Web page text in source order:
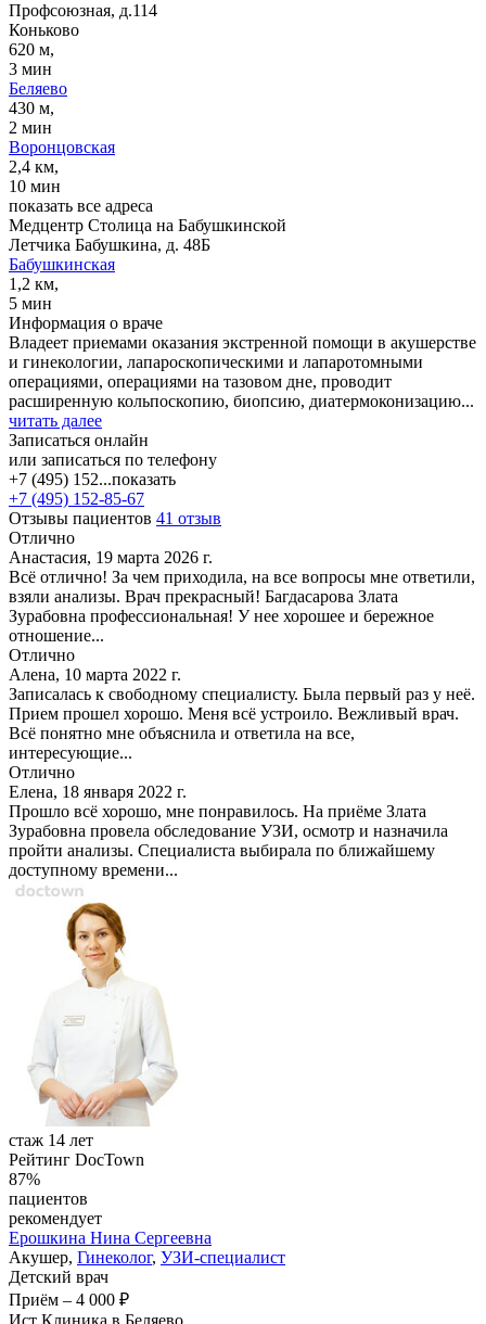
Профсоюзная, д.114
Коньково
620 м,
3 мин
Беляево
430 м,
2 мин
Воронцовская
2,4 км,
10 мин
показать все адреса
Медцентр Столица на Бабушкинской
Летчика Бабушкина, д. 48Б
Бабушкинская
1,2 км,
5 мин
Информация о враче
Владеет приемами оказания экстренной помощи в акушерстве
и гинекологии, лапароскопическими и лапаротомными
операциями, операциями на тазовом дне, проводит
расширенную кольпоскопию, биопсию, диатермоконизацию...
читать далее
Записаться онлайн
или записаться по телефону
+7 (495) 152...показать
+7 (495) 152-85-67
Отзывы пациентов 41 отзыв
Отлично
Анастасия, 19 марта 2026 г.
Всё отлично! За чем приходила, на все вопросы мне ответили,
взяли анализы. Врач прекрасный! Багдасарова Злата
Зурабовна профессиональная! У нее хорошее и бережное
отношение...
Отлично
Алена, 10 марта 2022 г.
Записалась к свободному специалисту. Была первый раз у неё.
Прием прошел хорошо. Меня всё устроило. Вежливый врач.
Всё понятно мне объяснила и ответила на все,
интересующие...
Отлично
Елена, 18 января 2022 г.
Прошло всё хорошо, мне понравилось. На приёме Злата
Зурабовна провела обследование УЗИ, осмотр и назначила
пройти анализы. Специалиста выбирала по ближайшему
доступному времени...
стаж 14 лет
Рейтинг DocTown
87%
пациентов
рекомендует
Ерошкина Нина Сергеевна
Акушер, Гинеколог, УЗИ-специалист
Детский врач
Приём – 4 000 ₽
Ист Клиника в Беляево